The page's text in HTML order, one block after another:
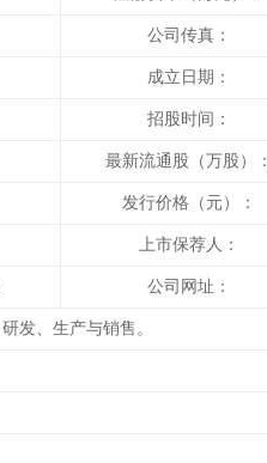
公司传真：
成立日期：
招股时间：
最新流通股（万股）：
发行价格（元）：
上市保荐人：
公司网址：
发、生产与销售。